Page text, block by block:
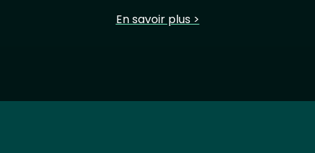
En savoir plus >